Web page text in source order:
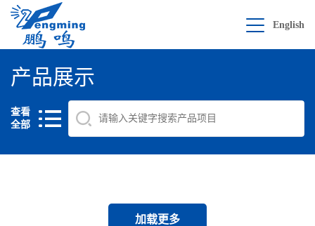
English
产品展示
查看
全部
加载更多